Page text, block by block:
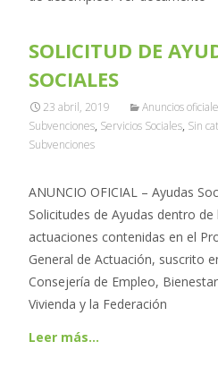
SOLICITUD DE
SOCIALES
23 abril, 2019 Anuncios
Subvenciones, Servicios Sociales, Sin
Subvenciones
ANUNCIO OFICIAL – Ayudas
Solicitudes de Ayudas dentro de
actuaciones contenidas en el
General de Actuación, suscrito
Consejería de Empleo,
Vivienda y la Federación
Leer más…